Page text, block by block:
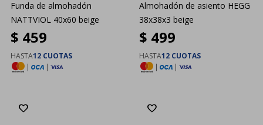
Funda de almohadón
NATTVIOL 40x60 beige
$ 459
HASTA12 CUOTAS
|
|
Almohadón de asiento HEGG
38x38x3 beige
$ 499
HASTA12 CUOTAS
|
|